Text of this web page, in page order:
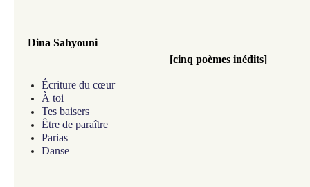
Dina Sahyouni
[cinq poèmes inédits]
Écriture du cœur
À toi
Tes baisers
Être de paraître
Parias
Danse